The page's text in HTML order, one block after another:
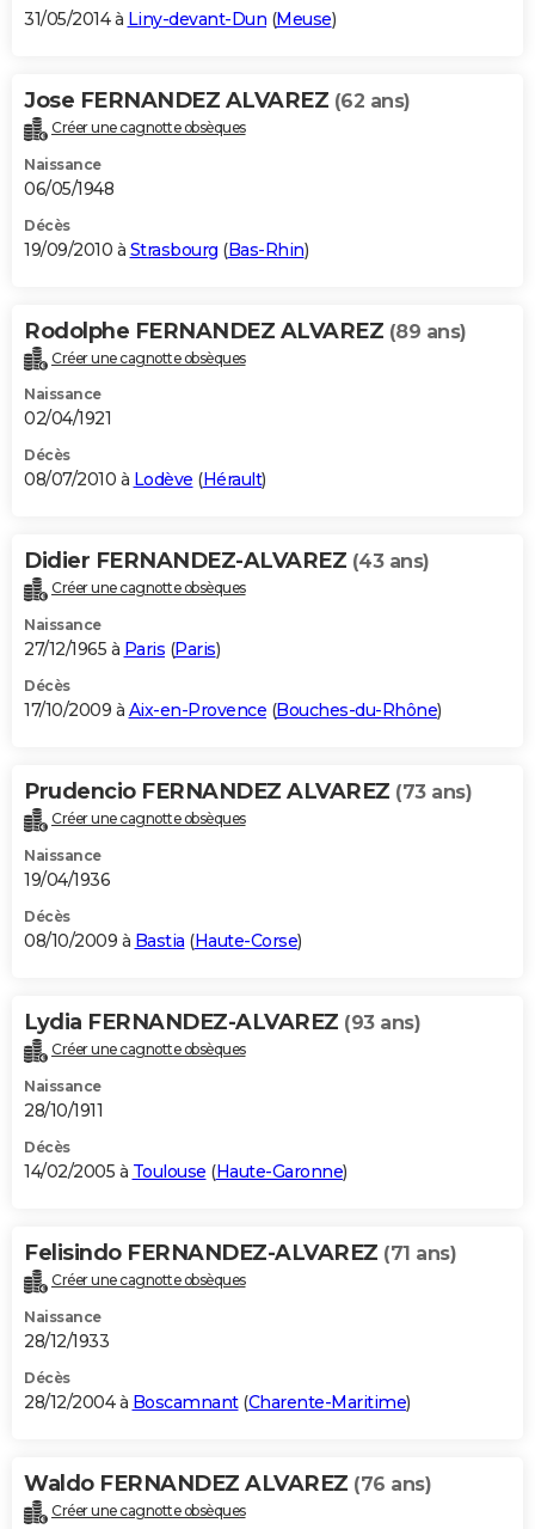
31/05/2014 à Liny-devant-Dun (Meuse)
Jose FERNANDEZ ALVAREZ (62 ans)
Créer une cagnotte obsèques
Naissance
06/05/1948
Décès
19/09/2010 à Strasbourg (Bas-Rhin)
Rodolphe FERNANDEZ ALVAREZ (89 ans)
Créer une cagnotte obsèques
Naissance
02/04/1921
Décès
08/07/2010 à Lodève (Hérault)
Didier FERNANDEZ-ALVAREZ (43 ans)
Créer une cagnotte obsèques
Naissance
27/12/1965 à Paris (Paris)
Décès
17/10/2009 à Aix-en-Provence (Bouches-du-Rhône)
Prudencio FERNANDEZ ALVAREZ (73 ans)
Créer une cagnotte obsèques
Naissance
19/04/1936
Décès
08/10/2009 à Bastia (Haute-Corse)
Lydia FERNANDEZ-ALVAREZ (93 ans)
Créer une cagnotte obsèques
Naissance
28/10/1911
Décès
14/02/2005 à Toulouse (Haute-Garonne)
Felisindo FERNANDEZ-ALVAREZ (71 ans)
Créer une cagnotte obsèques
Naissance
28/12/1933
Décès
28/12/2004 à Boscamnant(Charente-Maritime)
Waldo FERNANDEZ ALVAREZ (76 ans)
Créer une cagnotte obsèques